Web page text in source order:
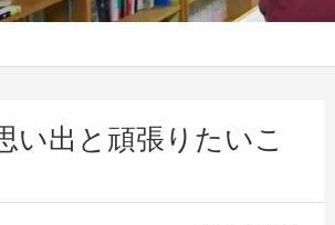
い出と頑張りたいこ